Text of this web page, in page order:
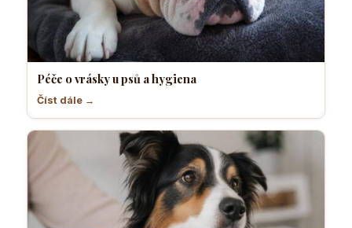
Péče o vrásky u psů a hygiena
Číst dále →